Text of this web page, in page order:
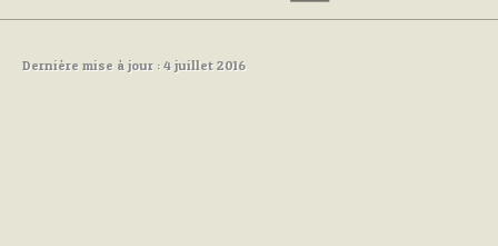
Dernière mise à jour : 4 juillet 2016